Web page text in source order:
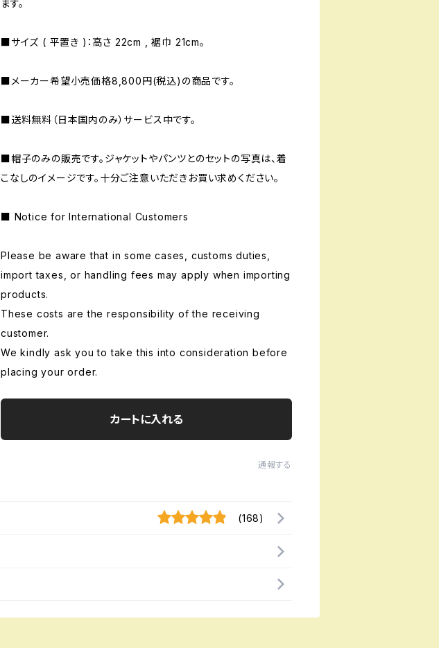
ます。
■サイズ ( 平置き )：高さ 22cm , 裾巾 21cm。
■メーカー希望小売価格8,800円(税込)の商品です。
■送料無料（日本国内のみ）サービス中です。
■帽子のみの販売です。ジャケットやパンツとのセットの写真は、着
こなしのイメージです。十分ご注意いただきお買い求めください。
■ Notice for International Customers
Please be aware that in some cases, customs duties,
import taxes, or handling fees may apply when importing
products.
These costs are the responsibility of the receiving
customer.
We kindly ask you to take this into consideration before
placing your order.
カートに入れる
通報する
(168)